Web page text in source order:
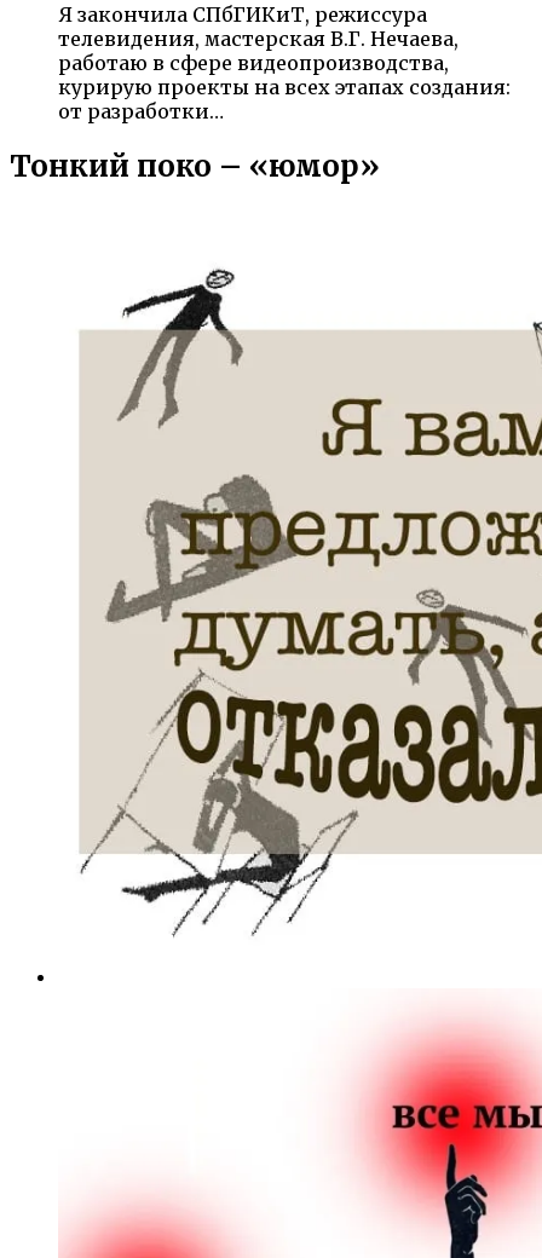
Я закончила СПбГИКиТ, режиссура
телевидения, мастерская В.Г. Нечаева,
работаю в сфере видеопроизводства,
курирую проекты на всех этапах создания:
от разработки…
Тонкий поко – «юмор»